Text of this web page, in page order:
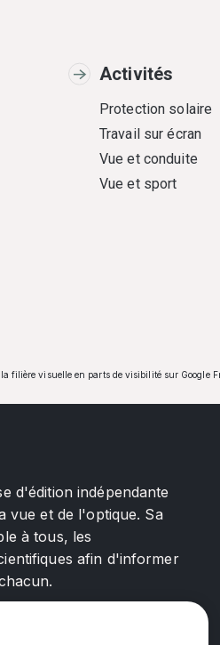
Activités
Protection solaire
Travail sur écran
Vue et conduite
Vue et sport
filière visuelle en parts de visibilité sur Google
d'édition indépendante
vue et de l'optique. Sa
à tous, les
afin d'informer